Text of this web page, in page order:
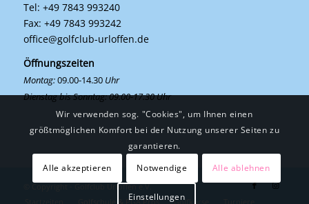
Tel: +49 7843 993240
Fax: +49 7843 993242
office@golfclub-urloffen.de
Öffnungszeiten
Montag:09.00-14.30 Uhr
Dienstag bis Sonntag: 09.00-17.30 Uhr
© Copyright - Golfclub Urloffen e.V.
Golfschule & PGA Pros Golfkurse
Wir verwenden sog. "Cookies", um Ihnen einen
größtmöglichen Komfort bei der Nutzung unserer Seiten zu
garantieren.
Alle akzeptieren
Notwendige Alle ablehnen
Einstellungen